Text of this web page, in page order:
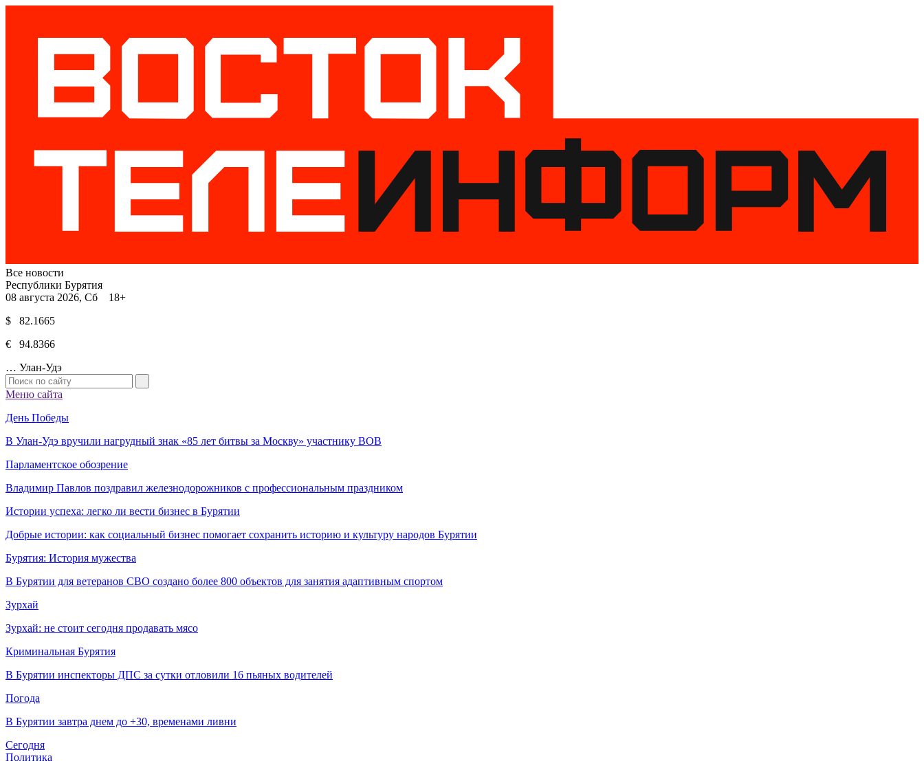
Все новости
Республики Бурятия
08 августа 2026, Сб 18+
$ 82.1665
€ 94.8366
… Улан-Удэ
Меню сайта
День Победы
В Улан-Удэ вручили нагрудный знак «85 лет битвы за Москву» участнику ВОВ
Парламентское обозрение
Владимир Павлов поздравил железнодорожников с профессиональным праздником
Истории успеха: легко ли вести бизнес в Бурятии
Добрые истории: как социальный бизнес помогает сохранить историю и культуру народов Бурятии
Бурятия: История мужества
В Бурятии для ветеранов СВО создано более 800 объектов для занятия адаптивным спортом
Зурхай
Зурхай: не стоит сегодня продавать мясо
Криминальная Бурятия
В Бурятии инспекторы ДПС за сутки отловили 16 пьяных водителей
Погода
В Бурятии завтра днем до +30, временами ливни
Сегодня
Политика